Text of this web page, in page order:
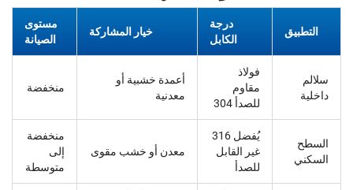
التطبيق
درجة
الكابل
خيار المشاركة
مستوى
الصيانة
سلالم
داخلية
فولاذ
مقاوم
للصدأ 304
أعمدة خشبية أو
معدنية
منخفضة
السطح
السكني
يُفضل 316
غير القابل
للصدأ
معدن أو خشب مقوى
منخفضة
إلى
متوسطة